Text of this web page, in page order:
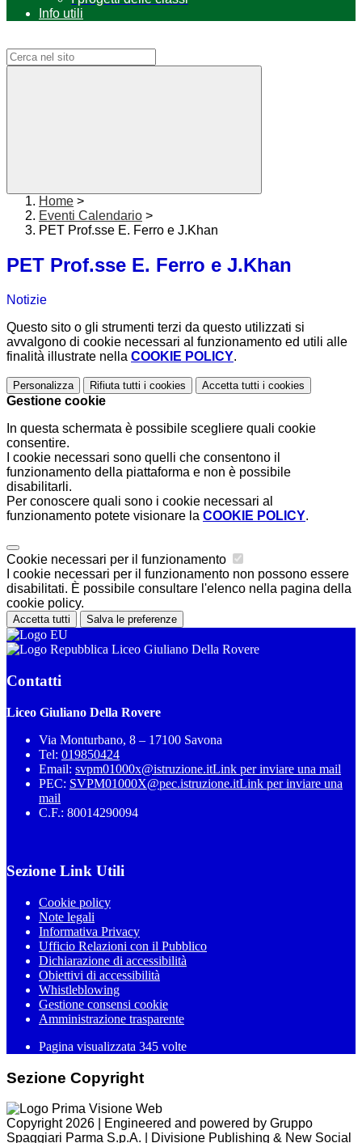
Info utili
Home >
Eventi Calendario >
PET Prof.sse E. Ferro e J.Khan
PET Prof.sse E. Ferro e J.Khan
Notizie
Questo sito o gli strumenti terzi da questo utilizzati si
avvalgono di cookie necessari al funzionamento ed utili alle
finalità illustrate nella COOKIE POLICY.
Personalizza Rifiuta tutti i cookies Accetta tutti i cookies
Gestione cookie
In questa schermata è possibile scegliere quali cookie
consentire.
I cookie necessari sono quelli che consentono il
funzionamento della piattaforma e non è possibile
disabilitarli.
Per conoscere quali sono i cookie necessari al
funzionamento potete visionare la COOKIE POLICY.
Cookie necessari per il funzionamento
I cookie necessari per il funzionamento non possono essere
disabilitati. È possibile consultare l'elenco nella pagina della
cookie policy.
Accetta tutti Salva le preferenze
Liceo Giuliano Della Rovere
Contatti
Liceo Giuliano Della Rovere
Via Monturbano, 8 – 17100 Savona
Tel: 019850424
Email: svpm01000x@istruzione.itLink per inviare una mail
PEC: SVPM01000X@pec.istruzione.itLink per inviare una
mail
C.F.: 80014290094
Sezione Link Utili
Cookie policy
Note legali
Informativa Privacy
Ufficio Relazioni con il Pubblico
Dichiarazione di accessibilità
Obiettivi di accessibilità
Whistleblowing
Gestione consensi cookie
Amministrazione trasparente
Pagina visualizzata 345 volte
Sezione Copyright
Copyright 2026 | Engineered and powered by Gruppo
Spaggiari Parma S.p.A. | Divisione Publishing & New Social